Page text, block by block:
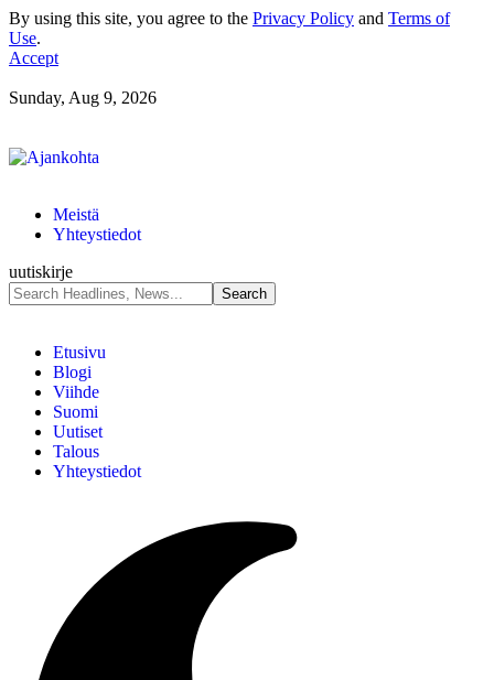
By using this site, you agree to the Privacy Policy and Terms of
Use.
Accept
Sunday, Aug 9, 2026
Meistä
Yhteystiedot
uutiskirje
Etusivu
Blogi
Viihde
Suomi
Uutiset
Talous
Yhteystiedot